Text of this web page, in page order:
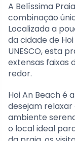
A Belíssima
combinação
Localizada a
da cidade de
UNESCO, esta
extensas faixas
redor.
Hoi An Beach é
desejam
ambiente
o local ideal